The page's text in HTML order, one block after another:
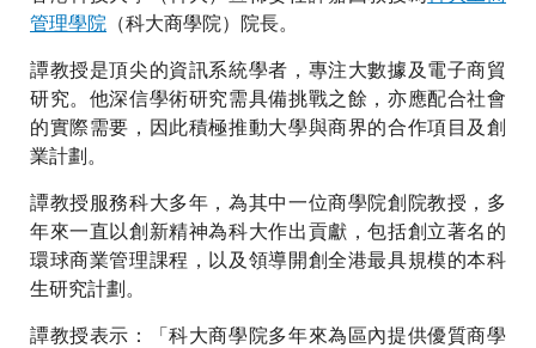
管理學院 （科大商學院）院長。
譚教授是頂尖的資訊系統學者，專注大數據及電子商貿
研究。他深信學術研究需具備挑戰之餘，亦應配合社會
的實際需要，因此積極推動大學與商界的合作項目及創
業計劃。
譚教授服務科大多年，為其中一位商學院創院教授，多
年來一直以創新精神為科大作出貢獻，包括創立著名的
環球商業管理課程，以及領導開創全港最具規模的本科
生研究計劃。
譚教授表示：「科大商學院多年來為區內提供優質商學